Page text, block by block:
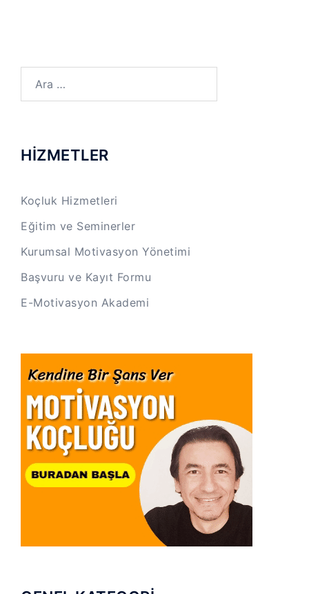
HİZMETLER
Koçluk Hizmetleri
Eğitim ve Seminerler
Kurumsal Motivasyon Yönetimi
Başvuru ve Kayıt Formu
E-Motivasyon Akademi